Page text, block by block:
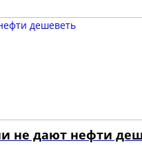
не дают нефти